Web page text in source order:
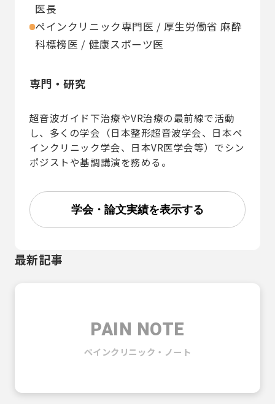
医長
ペインクリニック専門医 / 厚生労働省 麻酔
科標榜医 / 健康スポーツ医
専門・研究
超音波ガイド下治療やVR治療の最前線で活動
し、多くの学会（日本整形超音波学会、日本ペ
インクリニック学会、日本VR医学会等）でシン
ポジストや基調講演を務める。
学会・論文実績を表示する
最新記事
PAIN NOTE
ペインクリニック・ノート